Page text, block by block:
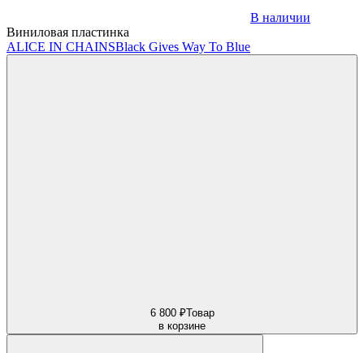
В наличии
Виниловая пластинка
ALICE IN CHAINSBlack Gives Way To Blue
6 800 ₽Товар
в корзине